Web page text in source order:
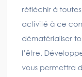
réfléchir à
activité à ce
dématérialiser
l’être.
vous permettra